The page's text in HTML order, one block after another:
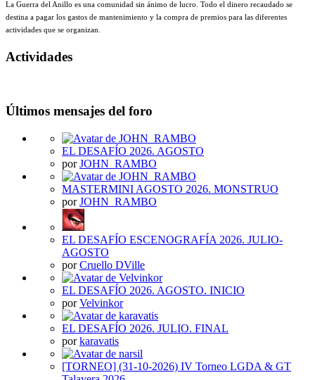
La Guerra del Anillo es una comunidad sin ánimo de lucro. Todo el dinero recaudado se
destina a pagar los gastos de mantenimiento y la compra de premios para las diferentes
actividades que se organizan.
Actividades
Últimos mensajes del foro
EL DESAFÍO 2026. AGOSTO
porJOHN_RAMBO
MASTERMINI AGOSTO 2026. MONSTRUO
porJOHN_RAMBO
EL DESAFÍO ESCENOGRAFÍA 2026. JULIO-
AGOSTO
porCruello DVille
EL DESAFÍO 2026. AGOSTO. INICIO
porVelvinkor
EL DESAFÍO 2026. JULIO. FINAL
porkaravatis
[TORNEO] (31-10-2026) IV Torneo LGDA & GT